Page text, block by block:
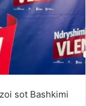
sot Bashkimi